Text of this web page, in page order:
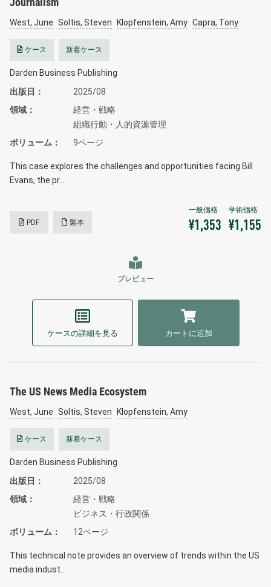
West, June Soltis, Steven Klopfenstein, Amy Capra, Tony
ケース 新着ケース
Darden Business Publishing
出版日
2025/08
領域
経営・戦略
組織行動・人的資源管理
ボリューム
9ページ
This case explores the challenges and opportunities facing Bill
Evans, the pr…
PDF 製本 ¥1,353 ¥1,155
プレビュー
ケースの詳細を見る カートに追加
The US News Media Ecosystem
West, June Soltis, Steven Klopfenstein, Amy
ケース 新着ケース
Darden Business Publishing
出版日
2025/08
領域
経営・戦略
ビジネス・行政関係
ボリューム
12ページ
This technical note provides an overview of trends within the US
media indust…